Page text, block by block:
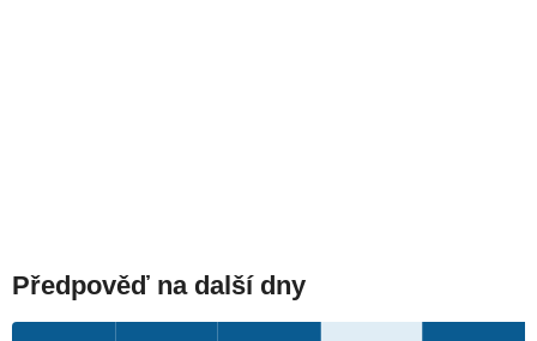
Předpověď na další dny